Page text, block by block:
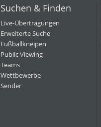
Suchen & Finden
Live-Übertragungen
Erweiterte Suche
Fußballkneipen
Public Viewing
Teams
Wettbewerbe
Sender